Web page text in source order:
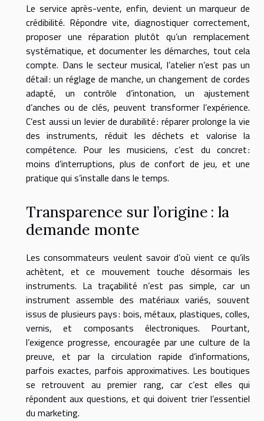
Le service après-vente, enfin, devient un marqueur de
crédibilité. Répondre vite, diagnostiquer correctement,
proposer une réparation plutôt qu’un remplacement
systématique, et documenter les démarches, tout cela
compte. Dans le secteur musical, l’atelier n’est pas un
détail : un réglage de manche, un changement de cordes
adapté, un contrôle d’intonation, un ajustement
d’anches ou de clés, peuvent transformer l’expérience.
C’est aussi un levier de durabilité : réparer prolonge la vie
des instruments, réduit les déchets et valorise la
compétence. Pour les musiciens, c’est du concret :
moins d’interruptions, plus de confort de jeu, et une
pratique qui s’installe dans le temps.
Transparence sur l’origine : la
demande monte
Les consommateurs veulent savoir d’où vient ce qu’ils
achètent, et ce mouvement touche désormais les
instruments. La traçabilité n’est pas simple, car un
instrument assemble des matériaux variés, souvent
issus de plusieurs pays : bois, métaux, plastiques, colles,
vernis, et composants électroniques. Pourtant,
l’exigence progresse, encouragée par une culture de la
preuve, et par la circulation rapide d’informations,
parfois exactes, parfois approximatives. Les boutiques
se retrouvent au premier rang, car c’est elles qui
répondent aux questions, et qui doivent trier l’essentiel
du marketing.